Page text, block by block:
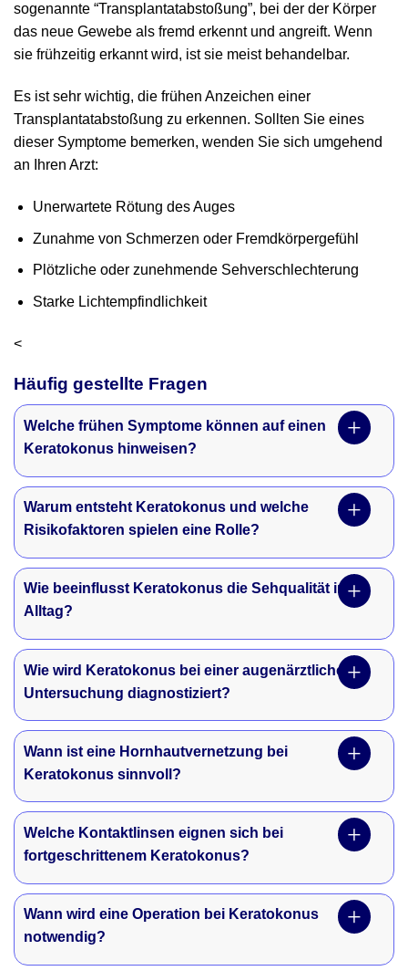
sogenannte “Transplantatabstoßung”, bei der der Körper
das neue Gewebe als fremd erkennt und angreift. Wenn
sie frühzeitig erkannt wird, ist sie meist behandelbar.
Es ist sehr wichtig, die frühen Anzeichen einer
Transplantatabstoßung zu erkennen. Sollten Sie eines
dieser Symptome bemerken, wenden Sie sich umgehend
an Ihren Arzt:
Unerwartete Rötung des Auges
Zunahme von Schmerzen oder Fremdkörpergefühl
Plötzliche oder zunehmende Sehverschlechterung
Starke Lichtempfindlichkeit
<
Häufig gestellte Fragen
Welche frühen Symptome können auf einen
Keratokonus hinweisen?
Warum entsteht Keratokonus und welche
Risikofaktoren spielen eine Rolle?
Wie beeinflusst Keratokonus die Sehqualität im
Alltag?
Wie wird Keratokonus bei einer augenärztlichen
Untersuchung diagnostiziert?
Wann ist eine Hornhautvernetzung bei
Keratokonus sinnvoll?
Welche Kontaktlinsen eignen sich bei
fortgeschrittenem Keratokonus?
Wann wird eine Operation bei Keratokonus
notwendig?